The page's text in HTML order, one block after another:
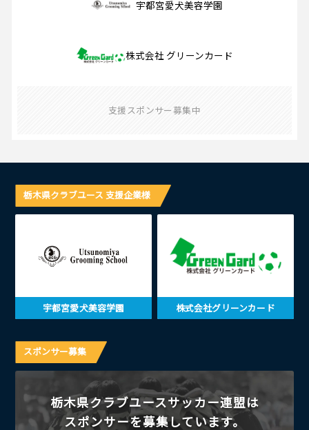
宇都宮愛犬美容学園
株式会社 グリーンカード
支援スポンサー募集中
栃木県クラブユース 支援企業様
宇都宮愛犬美容学園 株式会社グリーンカード
スポンサー募集
栃木県クラブユースサッカー連盟は
スポンサーを募集しています。